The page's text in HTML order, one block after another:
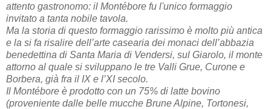
attento gastronomo: il Montébore fu l'unico formaggio
invitato a tanta nobile tavola.
Ma la storia di questo formaggio rarissimo è molto più antica
e la si fa risalire dell’arte casearia dei monaci dell’abbazia
benedettina di Santa Maria di Vendersi, sul Giarolo, il monte
attorno al quale si sviluppano le tre Valli Grue, Curone e
Borbera, già fra il IX e l’XI secolo.
Il Montébore è prodotto con un 75% di latte bovino
(proveniente dalle belle mucche Brune Alpine, Tortonesi,